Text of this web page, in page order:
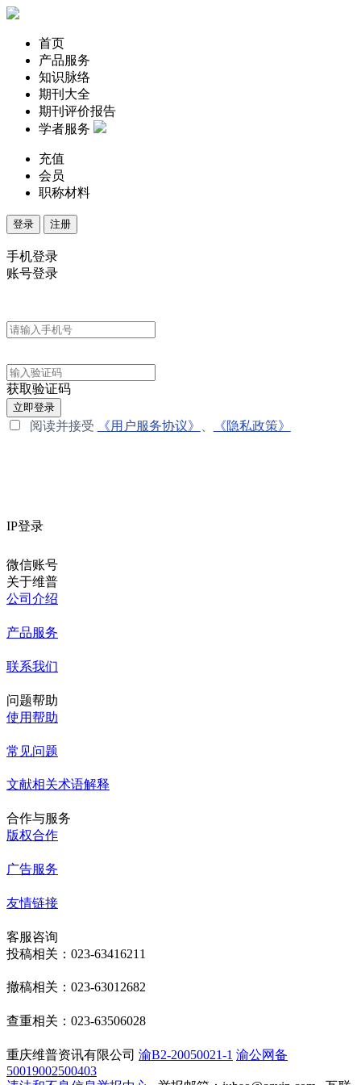
首页
产品服务
知识脉络
期刊大全
期刊评价报告
学者服务
充值
会员
职称材料
登录 注册
手机登录
账号登录
获取验证码
立即登录
阅读并接受 《用户服务协议》 《隐私政策》
IP登录
微信账号
关于维普
公司介绍
产品服务
联系我们
问题帮助
使用帮助
常见问题
文献相关术语解释
合作与服务
版权合作
广告服务
友情链接
客服咨询
投稿相关：023-63416211
撤稿相关：023-63012682
查重相关：023-63506028
重庆维普资讯有限公司 渝B2-20050021-1 渝公网备
50019002500403